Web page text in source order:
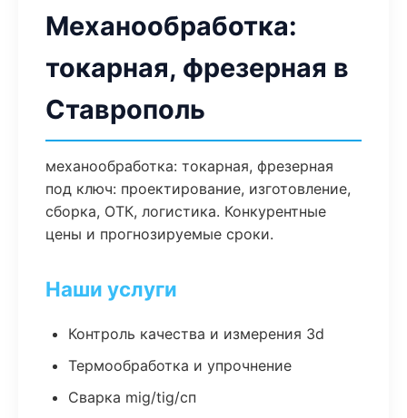
Механообработка:
токарная, фрезерная в
Ставрополь
механообработка: токарная, фрезерная
под ключ: проектирование, изготовление,
сборка, ОТК, логистика. Конкурентные
цены и прогнозируемые сроки.
Наши услуги
Контроль качества и измерения 3d
Термообработка и упрочнение
Сварка mig/tig/сп